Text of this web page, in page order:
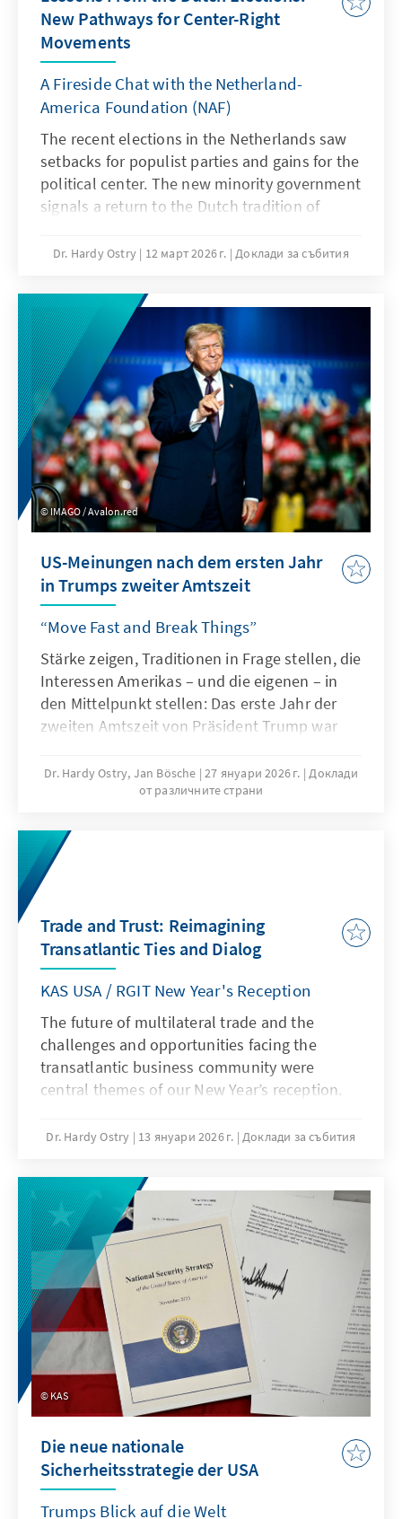
New Pathways for Center-Right
Movements
A Fireside Chat with the Netherland-
America Foundation (NAF)
The recent elections in the Netherlands saw
setbacks for populist parties and gains for the
political center. The new minority government
signals a return to the Dutch tradition of
Netherland-America Foundation (NAF) hosted
campaign offers for center right movements
worldwide.
Dr. Hardy Ostry 12 март 2026 г. Доклади за събития
IMAGO / Avalon.red
US-Meinungen nach dem ersten Jahr
in Trumps zweiter Amtszeit
“Move Fast and Break Things”
Stärke zeigen, Traditionen in Frage stellen, die
Interessen Amerikas – und die eigenen – in
den Mittelpunkt stellen: Das erste Jahr der
zweiten Amtszeit von Präsident Trump war
internationalen Veränderungen. Besonders
außenpolitisch hat er die Rolle der USA
Ordnung in Frage gestellt.
Dr. Hardy Ostry, Jan Bösche 27 януари 2026 г. Доклади
от различните страни
Trade and Trust: Reimagining
Transatlantic Ties and Dialog
KAS USA / RGIT New Year's Reception
The future of multilateral trade and the
challenges and opportunities facing the
transatlantic business community were
central themes of our New Year’s reception.
Director General of the Federation of German
Directors of the Konrad-Adenauer-Stiftung.
Dr. Hardy Ostry 13 януари 2026 г. Доклади за събития
KAS
Die neue nationale
Sicherheitsstrategie der USA
Trumps Blick auf die Welt